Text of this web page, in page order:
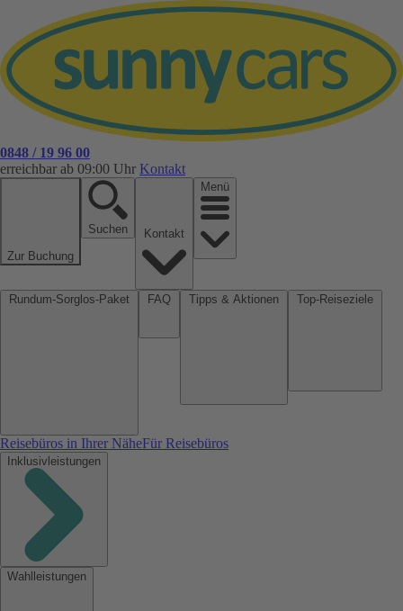
0848 / 19 96 00
erreichbar ab 09:00 Uhr Kontakt
Zur Buchung
Suchen
Menü
Reisebüros in Ihrer NäheFür Reisebüros
Inklusivleistungen
Wahlleistungen